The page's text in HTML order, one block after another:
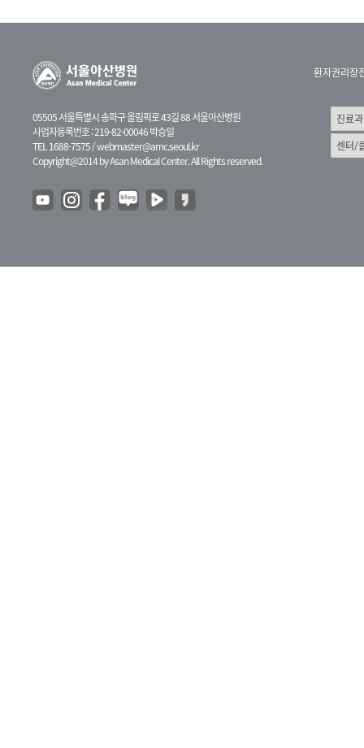
05505 서울특별시 송파구 올림픽로 43길 88 서울아산병원
사업자등록번호 : 219-82-00046 박승일
TEL 1688-7575 /webmaster@amc.seoul.kr
Copyright@2014 by Asan Medical Center. All Rights reserved.
환자권리장